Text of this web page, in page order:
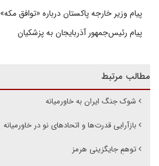
پیام وزیر خارجه پاکستان درباره «توافق مکه»
پیام رئیس‌جمهور آذربایجان به پزشکیان
مطالب مرتبط
شوک جنگ ایران به خاورمیانه
بازآرایی قدرت‌ها و اتحادهای نو در خاورمیانه
توهمِ جایگزینی هرمز